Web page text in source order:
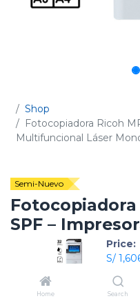
Price:
S/
Home Search
Shop
Fotocopiadora Ricoh
Multifuncional Láser
Semi-Nuevo
Fotocopiadora
SPF –
Láser
Nueva
(0 reseña)